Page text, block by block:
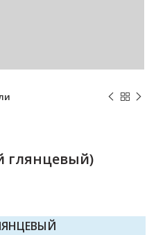
глянцевый)